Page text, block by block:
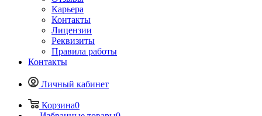
Карьера
Контакты
Лицензии
Реквизиты
Правила работы
Контакты
Личный кабинет
Корзина0